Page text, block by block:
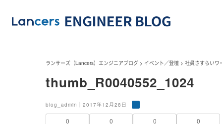
ランサーズ（Lancers）エンジニアブログ > イベント／登壇 > 社員さすらいワ
thumb_R0040552_1024
blog_admin｜2017年12月28日
0 0 0 0